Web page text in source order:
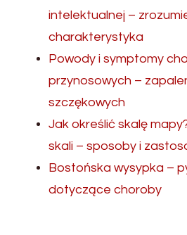
intelektualnej –
charakterystyka
Powody i symptomy
przynosowych –
szczękowych
Jak określić skalę
skali – sposoby i
Bostońska wysypka –
dotyczące choroby